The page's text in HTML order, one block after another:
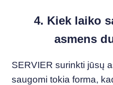
4. Kiek laiko
asmens
SERVIER surinkti jūsų
saugomi tokia forma,